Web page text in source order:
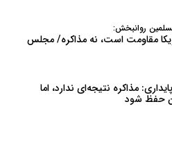
روانبخش:
مقاومت است، نه مذاکره/ مجلس
مذاکره نتیجه‌ای ندارد، اما
حفظ شود